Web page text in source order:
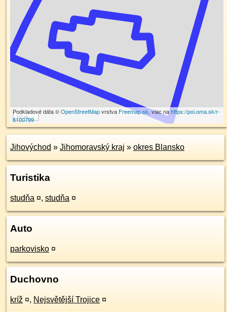
10 m
Podkladové dáta ©OpenStreetMapvrstva Freemap.sk, viac nahttps://poi.oma.sk/r-
8100799
Jihovýchod » Jihomoravský kraj » okres Blansko
Turistika
studňa ¤, studňa ¤
Auto
parkovisko ¤
Duchovno
kríž ¤, Nejsvětější Trojice ¤